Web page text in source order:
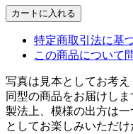
特定商取引法に基
この商品について
写真は見本としてお考え
同型の商品をお届けしま
製法上、模様の出方は
としてお楽しみいただけ